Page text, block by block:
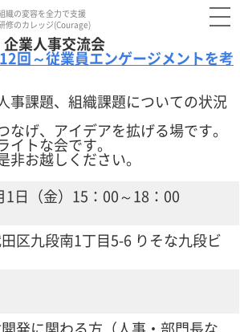
織の変容を全力で支援
修のカレッジ(Courage)
企業人事交流会
回～従業員エンゲージメントを考
事課題、組織課題についての状況
なげ、アイデアを拡げる場です。
トな会です。
お越しください。
1日（金）15：00～18：00
区九段南1丁目5-6 りそな九段ビ